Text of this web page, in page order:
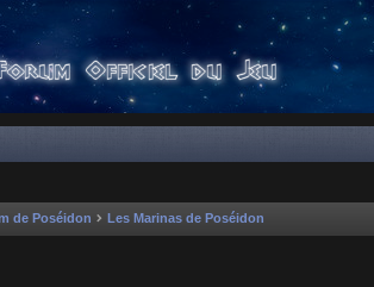
de Poséidon Les Marinas de Poséidon